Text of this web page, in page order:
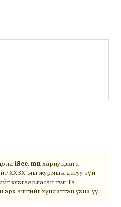
iSee.mn хариуцлага
ХХЗХ-ны журмын дагуу зүй
хязгаарласан тул Та
эрх ашгийг хүндэтгэн үзнэ үү.